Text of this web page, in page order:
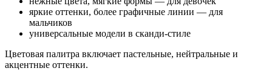
яркие оттенки, более графичные линии — для
мальчиков
универсальные модели в сканди-стиле
Цветовая палитра включает пастельные, нейтральные и
акцентные оттенки.